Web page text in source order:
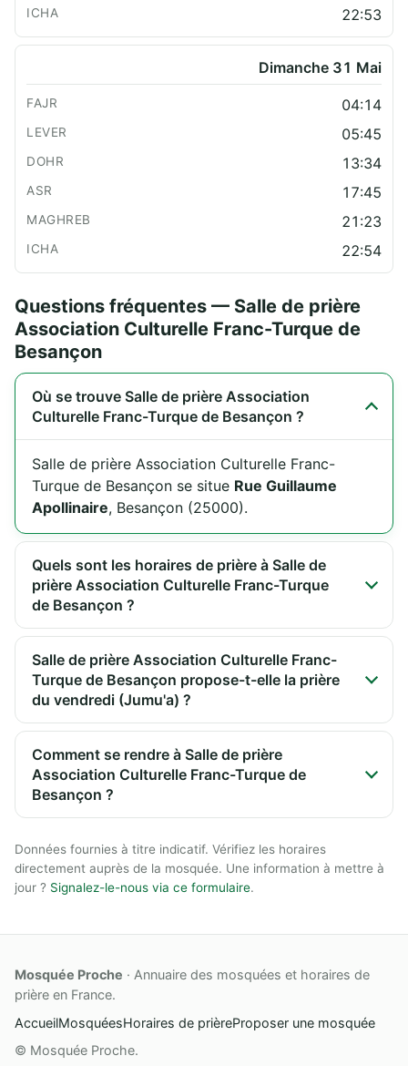
22:53
Dimanche 31 Mai
04:14
05:45
13:34
17:45
21:23
22:54
Questions fréquentes — Salle de prière
Association Culturelle Franc-Turque de
Besançon
Où se trouve Salle de prière Association
Culturelle Franc-Turque de Besançon ?
Salle de prière Association Culturelle Franc-
Turque de Besançon se situe Rue Guillaume
Apollinaire, Besançon (25000).
Quels sont les horaires de prière à Salle de
prière Association Culturelle Franc-Turque
de Besançon ?
Salle de prière Association Culturelle Franc-
Turque de Besançon propose-t-elle la prière
du vendredi (Jumu'a) ?
Comment se rendre à Salle de prière
Association Culturelle Franc-Turque de
Besançon ?
Données fournies à titre indicatif. Vérifiez les horaires
directement auprès de la mosquée. Une information à mettre à
jour ? Signalez-le-nous via ce formulaire.
Mosquée Proche · Annuaire des mosquées et horaires de
prière en France.
AccueilMosquéesHoraires de prièreProposer une mosquée
© Mosquée Proche.